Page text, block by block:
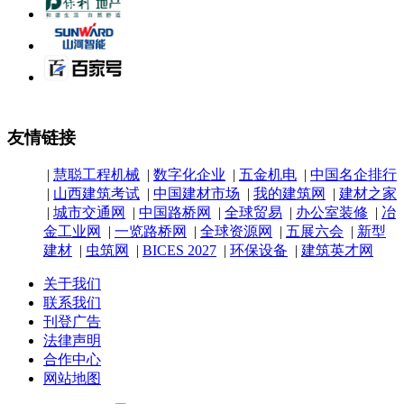
友情链接
| 慧聪工程机械 | 数字化企业 | 五金机电 | 中国名企排行
| 山西建筑考试 | 中国建材市场 | 我的建筑网 | 建材之家
| 城市交通网 | 中国路桥网 | 全球贸易 | 办公室装修 | 冶
金工业网
| 一览路桥网 | 全球资源网 | 五展六会 | 新型
建材 | 虫筑网 | BICES 2027 | 环保设备 | 建筑英才网
关于我们
联系我们
刊登广告
法律声明
合作中心
网站地图